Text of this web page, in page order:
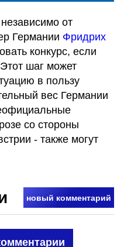
от
Германии Фридрих
конкурс, если
шаг может
в пользу
вес Германии
со стороны
- также могут
новый комментарий